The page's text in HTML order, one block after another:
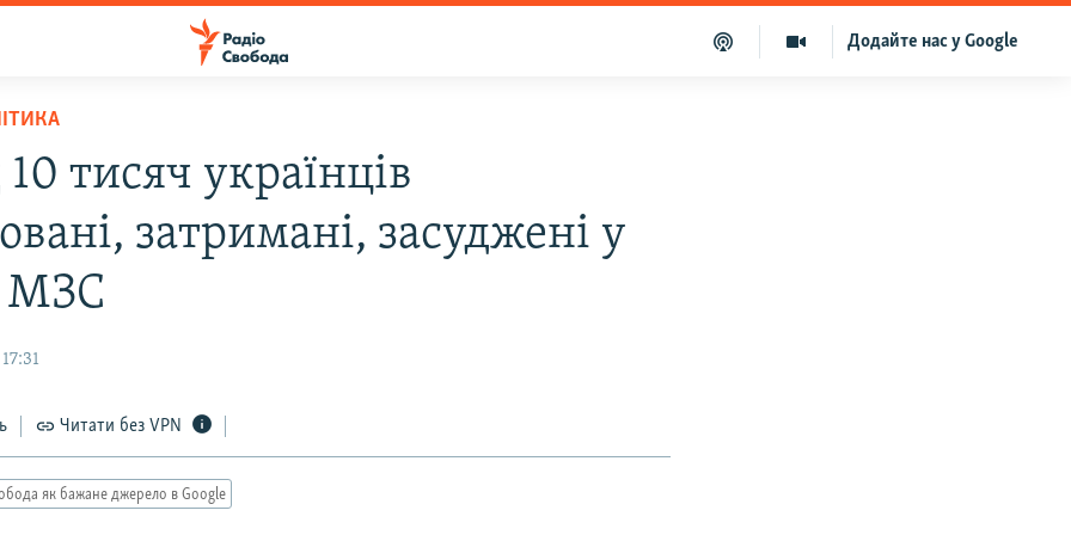
Додайте нас у Google
тисяч українців
затримані, засуджені у
МЗС
Читати без VPN
як бажане джерело в Google